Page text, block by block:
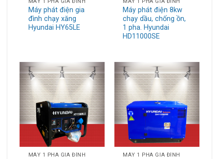
Máy phát điện gia
đình chạy xăng
Hyundai HY65LE
Máy phát điện 8kw
chạy dầu, chống ồn,
1 pha. Hyundai
HD11000SE
MÁY 1 PHA GIA ĐÌNH MÁY 1 PHA GIA ĐÌNH